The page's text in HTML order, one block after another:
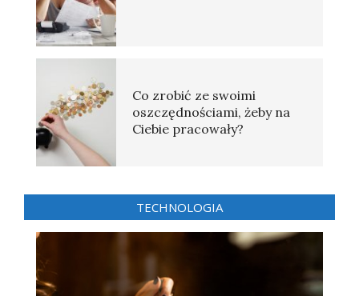
Co zrobić ze swoimi
oszczędnościami, żeby na
Ciebie pracowały?
TECHNOLOGIA